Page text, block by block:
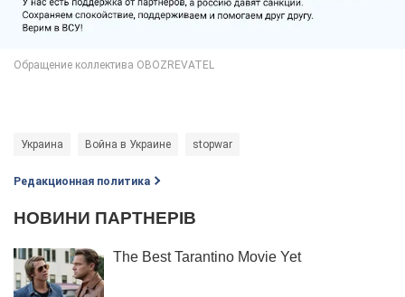
Украина Война в Украине stopwar
Редакционная политика